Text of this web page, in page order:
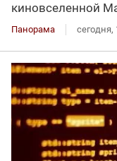
киновселенной
Панорама сегодня,